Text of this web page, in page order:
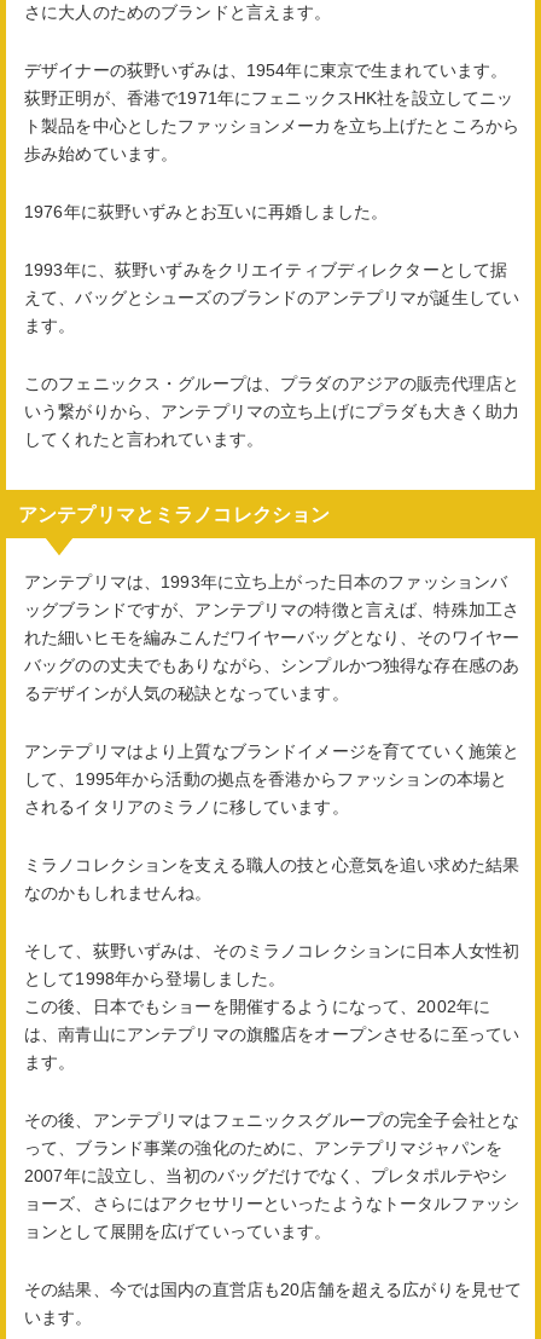
さに大人のためのブランドと言えます。
デザイナーの荻野いずみは、1954年に東京で生まれています。
荻野正明が、香港で1971年にフェニックスHK社を設立してニッ
ト製品を中心としたファッションメーカを立ち上げたところから
歩み始めています。
1976年に荻野いずみとお互いに再婚しました。
1993年に、荻野いずみをクリエイティブディレクターとして据
えて、バッグとシューズのブランドのアンテプリマが誕生してい
ます。
このフェニックス・グループは、プラダのアジアの販売代理店と
いう繋がりから、アンテプリマの立ち上げにプラダも大きく助力
してくれたと言われています。
アンテプリマとミラノコレクション
アンテプリマは、1993年に立ち上がった日本のファッションバ
ッグブランドですが、アンテプリマの特徴と言えば、特殊加工さ
れた細いヒモを編みこんだワイヤーバッグとなり、そのワイヤー
バッグのの丈夫でもありながら、シンプルかつ独得な存在感のあ
るデザインが人気の秘訣となっています。
アンテプリマはより上質なブランドイメージを育てていく施策と
して、1995年から活動の拠点を香港からファッションの本場と
されるイタリアのミラノに移しています。
ミラノコレクションを支える職人の技と心意気を追い求めた結果
なのかもしれませんね。
そして、荻野いずみは、そのミラノコレクションに日本人女性初
として1998年から登場しました。
この後、日本でもショーを開催するようになって、2002年に
は、南青山にアンテプリマの旗艦店をオープンさせるに至ってい
ます。
その後、アンテプリマはフェニックスグループの完全子会社とな
って、ブランド事業の強化のために、アンテプリマジャパンを
2007年に設立し、当初のバッグだけでなく、プレタポルテやシ
ョーズ、さらにはアクセサリーといったようなトータルファッシ
ョンとして展開を広げていっています。
その結果、今では国内の直営店も20店舗を超える広がりを見せて
います。